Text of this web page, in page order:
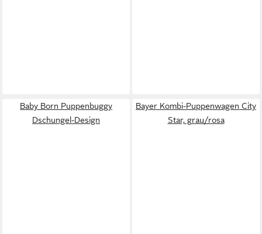
Baby Born Puppenbuggy
Dschungel-Design
Bayer Kombi-Puppenwagen City
Star, grau/rosa